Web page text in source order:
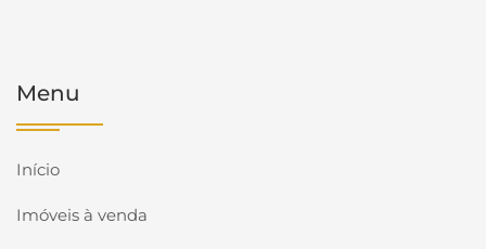
Menu
Início
Imóveis à venda